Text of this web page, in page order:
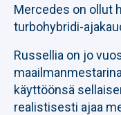
Mercedes on ollut
turbohybridi-
Russellia on jo
käyttöönsä
realistisesti ajaa